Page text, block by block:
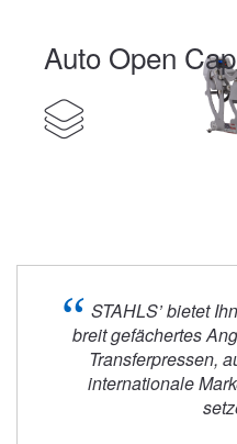
Auto Open Cap
“ STAHLS’ bietet
breit gefächertes
Transferpressen,
internationale